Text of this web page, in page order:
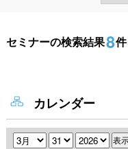
セミナーの検索結果8件
カレンダー
月 日 年